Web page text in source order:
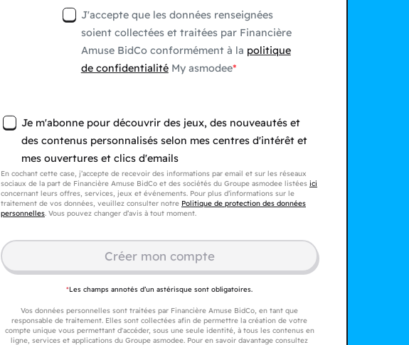
J'accepte que les données renseignées
soient collectées et traitées par Financière
Amuse BidCo conformément à la politique
de confidentialitéMy asmodee
Je m'abonne pour découvrir des jeux, des nouveautés et
des contenus personnalisés selon mes centres d'intérêt et
mes ouvertures et clics d'emails
En cochant cette case, j’accepte de recevoir des informations par email et sur les réseaux
sociaux de la part de Financière Amuse BidCo et des sociétés du Groupe asmodee listées ici
concernant leurs offres, services, jeux et événements. Pour plus d’informations sur le
traitement de vos données, veuillez consulter notre Politique de protection des données
personnelles. Vous pouvez changer d’avis à tout moment.
Créer mon compte​
*Les champs annotés d’un astérisque sont obligatoires.
Vos données personnelles sont traitées par Financière Amuse BidCo, en tant que
responsable de traitement. Elles sont collectées afin de permettre la création de votre
compte unique vous permettant d'accéder, sous une seule identité, à tous les contenus en
ligne, services et applications du Groupe asmodee. Pour en savoir davantage consultez